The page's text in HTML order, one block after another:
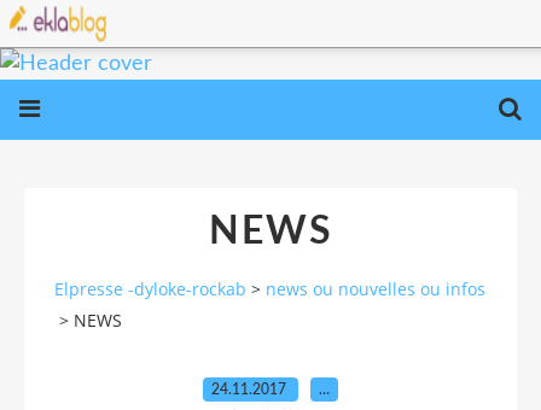
NEWS
Elpresse -dyloke-rockab > news ou nouvelles ou infos
> NEWS
24.11.2017 …